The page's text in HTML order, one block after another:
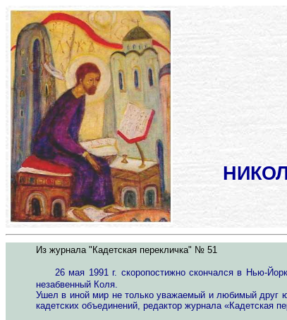
Из журнала "Кадетская перекличка" № 51
26 мая 1991 г. скоропостижно скончался в Нью-
незабвенный Коля.
Ушел в иной мир не только уважаемый и любимый друг
кадетских объединений, редактор журнала «Кадетская